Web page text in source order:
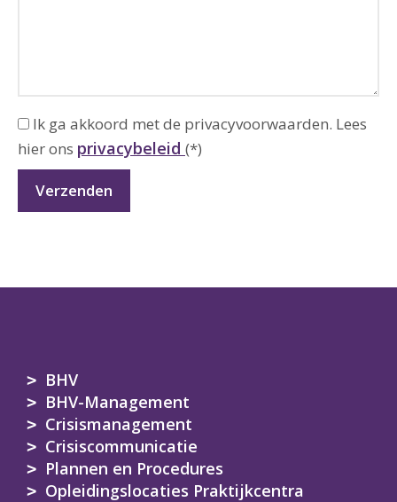
Ik ga akkoord met de privacyvoorwaarden. Lees
hier ons privacybeleid (*)
BHV
BHV-Management
Crisismanagement
Crisiscommunicatie
Plannen en Procedures
Opleidingslocaties Praktijkcentra